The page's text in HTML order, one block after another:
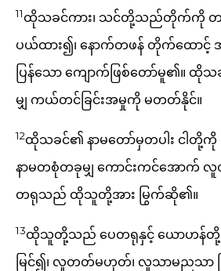
11ထိုသခင်ကား၊ သင်တို့သည်တိုက်ကို တ
ပယ်ထား၍၊ နောက်တဖန် တိုက်ထောင့်
ပြန်သော ကျောက်ဖြစ်တော်မူ၏။
မျှ ကယ်တင်ခြင်းအမှုကို မတတ်နိုင်။
12ထိုသခင်၏ နာမတော်မှတပါး ငါတို့
နာမတစုံတခုမျှ ကောင်းကင်အောက်
တရုသည် ထိုသူတို့အား မြွက်ဆို၏။
13ထိုသူတို့သည် ပေတရုနှင့် ယောဟန်တို့၏
မြင်၍၊ လူတတ်မဟုတ်၊ လူသာမညသ